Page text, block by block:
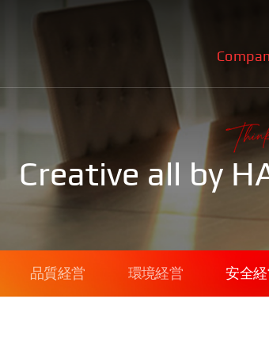
Creative all by
品質経営 環境経営 安全